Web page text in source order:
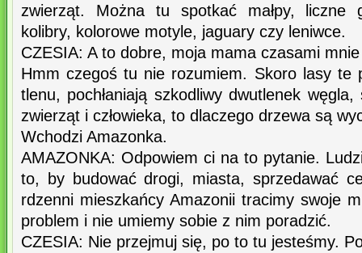
zwierząt. Można tu spotkać małpy, liczne
kolibry, kolorowe motyle, jaguary czy leniwce.
CZESIA: A to dobre, moja mama czasami
Hmm czegoś tu nie rozumiem. Skoro lasy te
tlenu, pochłaniają szkodliwy dwutlenek
zwierząt i człowieka, to dlaczego drzewa są
Wchodzi Amazonka.
AMAZONKA: Odpowiem ci na to pytanie.
to, by budować drogi, miasta, sprzedawać
rdzenni mieszkańcy Amazonii tracimy swoje
problem i nie umiemy sobie z nim poradzić.
CZESIA: Nie przejmuj się, po to tu jesteśmy.